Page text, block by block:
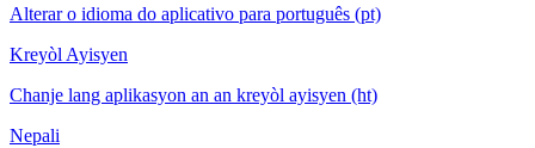
Alterar o idioma do aplicativo para português (pt)
Kreyòl Ayisyen
Chanje lang aplikasyon an an kreyòl ayisyen (ht)
Nepali